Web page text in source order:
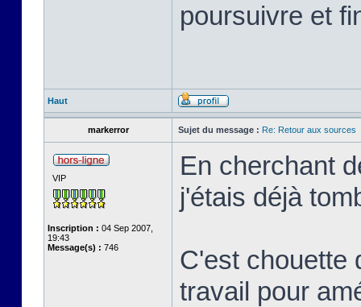
poursuivre et
Haut
markerror Sujet du message : Re: Retour aux sources
VIP
Inscription : 04 Sep 2007,
19:43
Message(s) : 746
En cherchant
j'étais déjà
C'est chouette
travail pour